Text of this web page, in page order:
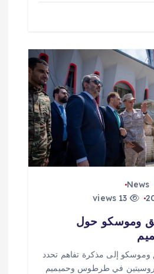
News
وموسكو حول
وموسكو إلى مذكرة تفاهم تحدد
في طرطوس وحميميم